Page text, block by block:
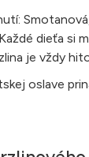
dieťa si
je vždy
oslave